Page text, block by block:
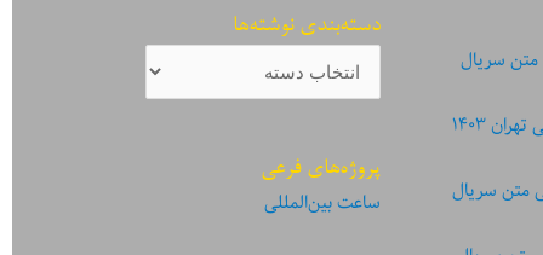
سریال
۱۴۰۳
متن سریال
دسته‌بندی نوشته‌ها
دسته‌بندی
نوشته‌ها
پروژه‌های فرعی
ساعت بین‌المللی